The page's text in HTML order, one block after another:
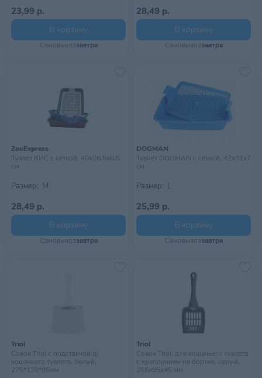
23,99 р.
В корзину
Самовывоззавтра
28,49 р.
В корзину
Самовывоззавтра
ZooExpress
Туалет КИС с сеткой, 40х26,5х6,5
см
Размер: M
28,49 р.
В корзину
Самовывоззавтра
DOGMAN
Туалет DOGMAN с сеткой, 42х31х7
см
Размер: L
25,99 р.
В корзину
Самовывоззавтра
Triol
Cовок Triol с подставкой д/
кошачьего туалета, белый,
275*170*95мм
Triol
Совок Triol, для кошачьего туалета
с креплением на бортик, серый,
255х95х45 мм